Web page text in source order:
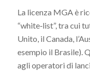
La licenza MGA è
“white‑list”, tra cui
Unito, il Canada,
esempio il Brasile).
agli operatori di